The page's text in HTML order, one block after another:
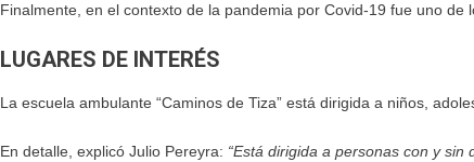
Finalmente, en el contexto de la pandemia por Covid-19 fue uno
LUGARES DE INTERÉS
La escuela ambulante “Caminos de Tiza” está dirigida a niños,
En detalle, explicó Julio Pereyra: “Está dirigida a personas con y